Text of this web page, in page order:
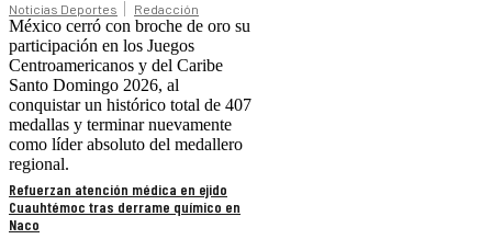
Noticias Deportes Redacción
México cerró con broche de oro su
participación en los Juegos
Centroamericanos y del Caribe
Santo Domingo 2026, al
conquistar un histórico total de 407
medallas y terminar nuevamente
como líder absoluto del medallero
regional.
Refuerzan atención médica en ejido
Cuauhtémoc tras derrame químico en
Naco